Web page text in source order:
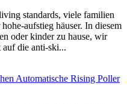
standards, viele familien
aufstieg häuser. In diesem
oder kinder zu hause, wir
auf die anti-ski...
Automatische Rising Poller